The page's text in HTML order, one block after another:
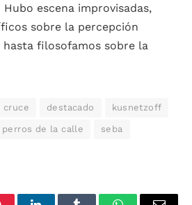
Hubo escena improvisadas,
sobre la percepción
hasta filosofamos sobre la
cruce destacado kusnetzoff
perros de la calle seba